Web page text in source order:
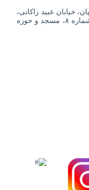
خیابان عبید زاکانی،
روبروی کانون میثم، بن بست مسجد، شماره ۸، مسجد و حوزه